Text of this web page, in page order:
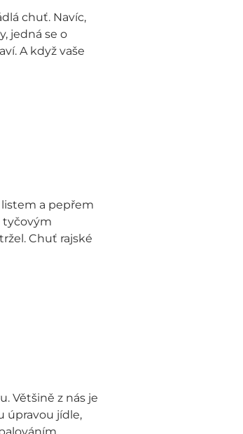
chuť. Navíc,
jedná se o
A když vaše
a pepřem
tyčovým
Chuť rajské
Většině z nás je
úpravou jídle,